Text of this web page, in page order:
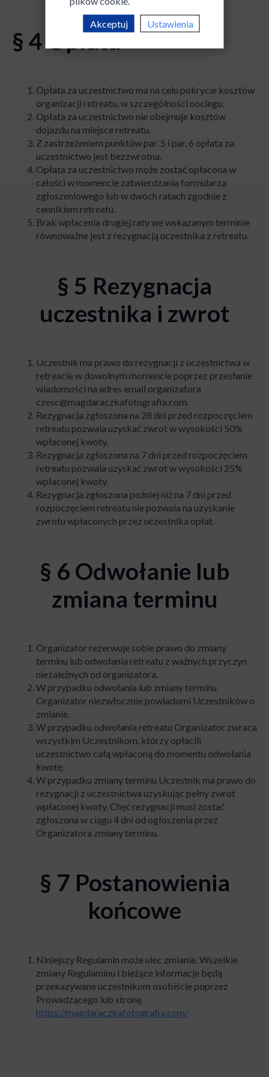
§ 4 Opłata
Opłata za uczestnictwo ma na celu pokrycie kosztów
organizacji retreatu, w szczególności noclegu.
Opłata za uczestnictwo nie obejmuje kosztów
dojazdu na miejsce retreatu.
Z zastrzeżeniem punktów par. 5 i par. 6 opłata za
uczestnictwo jest bezzwrotna.
Opłata za uczestnictwo może zostać opłacona w
całości w momencie zatwierdzania formularza
zgłoszeniowego lub w dwóch ratach zgodnie z
cennikiem retreatu.
Brak wpłacenia drugiej raty we wskazanym terminie
równoważne jest z rezygnacją uczestnika z retreatu.
§ 5 Rezygnacja
uczestnika i zwrot
Uczestnik ma prawo do rezygnacji z uczestnictwa w
retreacie w dowolnym momencie poprzez przesłanie
wiadomości na adres email organizatora
czesc@magdaraczkafotografia.com.
Rezygnacja zgłoszona na 28 dni przed rozpoczęciem
retreatu pozwala uzyskać zwrot w wysokości 50%
wpłaconej kwoty.
Rezygnacja zgłoszona na 7 dni przed rozpoczęciem
retreatu pozwala uzyskać zwrot w wysokości 25%
wpłaconej kwoty.
Rezygnacja zgłoszona poźniej niż na 7 dni przed
rozpoczęciem retreatu nie pozwala na uzyskanie
zwrotu wpłaconych przez uczestnika opłat.
§ 6 Odwołanie lub
zmiana terminu
Organizator rezerwuje sobie prawo do zmiany
terminu lub odwołania retreatu z ważnych przyczyn
niezależnych od organizatora.
W przypadku odwołania lub zmiany terminu
Organizator niezwłocznie powiadomi Uczestników o
zmianie.
W przypadku odwołania retreatu Organizator zwraca
wszystkim Uczestnikom, którzy opłacili
uczestnictwo całą wpłaconą do momentu odwołania
kwotę.
W przypadku zmiany terminu Uczestnik ma prawo do
rezygnacji z uczestnictwa uzyskując pełny zwrot
wpłaconej kwoty. Chęć rezygnacji musi zostać
zgłoszona w ciągu 4 dni od ogłoszenia przez
Organizatora zmiany terminu.
§ 7 Postanowienia
końcowe
Niniejszy Regulamin może ulec zmianie. Wszelkie
zmiany Regulaminu i bieżące informacje będą
przekazywane uczestnikom osobiście poprzez
Prowadzącego lub stronę
https://magdaraczkafotografia.com/
Akceptuj
Ustawienia